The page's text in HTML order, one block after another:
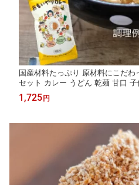
国産材料たっぷり 原材料にこだ
セット カレー うどん 乾麺 甘口 子
使用 植物性油脂 カレールー 動物
ルゥ カレー粉 おすすめ 思いやり
1,725 円